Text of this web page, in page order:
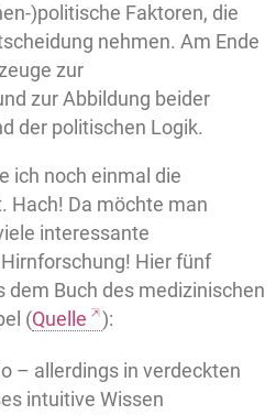
)politische Faktoren, die
nehmen. Am Ende
zur
zur Abbildung beider
der politischen Logik.
ich noch einmal die
Hach! Da möchte man
interessante
Hier fünf
dem Buch des medizinischen
(Quelle ):
– allerdings in verdeckten
intuitive Wissen